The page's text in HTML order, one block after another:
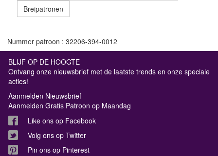
Breipatronen
Nummer patroon : 32206-394-0012
BLIJF OP DE HOOGTE
Ontvang onze nieuwsbrief met de laatste trends en onze speciale
acties!
Aanmelden Nieuwsbrief
Aanmelden Gratis Patroon op Maandag
Like ons op Facebook
Volg ons op Twitter
Pin ons op Pinterest